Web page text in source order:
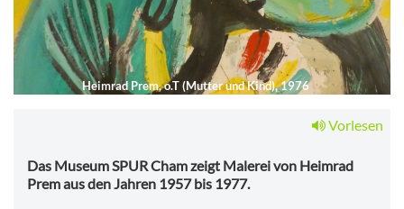
Heimrad Prem, o.T (Mutter und Kind), 1976
Vorlesen
Das Museum SPUR Cham zeigt Malerei von Heimrad
Prem aus den Jahren 1957 bis 1977.